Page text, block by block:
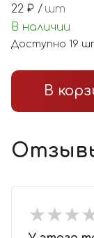
22 ₽ / шт
В наличии
Доступно 19
В
★★★
★★★